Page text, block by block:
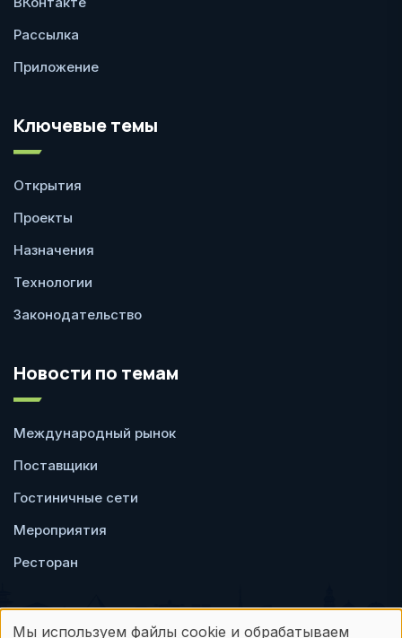
Рассылка
Приложение
Ключевые темы
Открытия
Проекты
Назначения
Технологии
Законодательство
Новости по темам
Международный рынок
Поставщики
Гостиничные сети
Мероприятия
Ресторан
Мы используем файлы cookie и обрабатываем